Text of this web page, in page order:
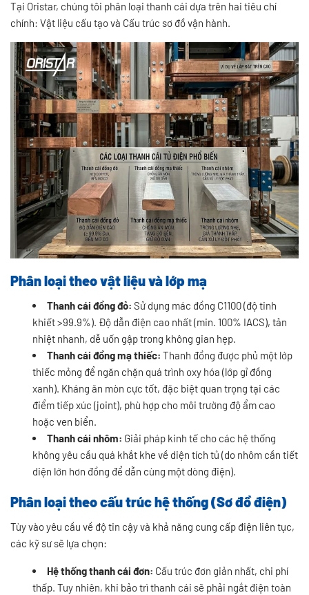
Tại Oristar, chúng tôi phân loại thanh cái dựa trên hai tiêu chí
chính: Vật liệu cấu tạo và Cấu trúc sơ đồ vận hành.
Phân loại theo vật liệu và lớp mạ
Thanh cái đồng đỏ: Sử dụng mác đồng C1100 (độ tinh
khiết >99.9%). Độ dẫn điện cao nhất (min. 100% IACS), tản
nhiệt nhanh, dễ uốn gập trong không gian hẹp.
Thanh cái đồng mạ thiếc: Thanh đồng được phủ một lớp
thiếc mỏng để ngăn chặn quá trình oxy hóa (lớp gỉ đồng
xanh). Kháng ăn mòn cực tốt, đặc biệt quan trọng tại các
điểm tiếp xúc (joint), phù hợp cho môi trường độ ẩm cao
hoặc ven biển.
Thanh cái nhôm: Giải pháp kinh tế cho các hệ thống
không yêu cầu quá khắt khe về diện tích tủ (do nhôm cần tiết
diện lớn hơn đồng để dẫn cùng một dòng điện).
Phân loại theo cấu trúc hệ thống (Sơ đồ điện)
Tùy vào yêu cầu về độ tin cậy và khả năng cung cấp điện liên tục,
các kỹ sư sẽ lựa chọn:
Hệ thống thanh cái đơn: Cấu trúc đơn giản nhất, chi phí
thấp. Tuy nhiên, khi bảo trì thanh cái sẽ phải ngắt điện toàn